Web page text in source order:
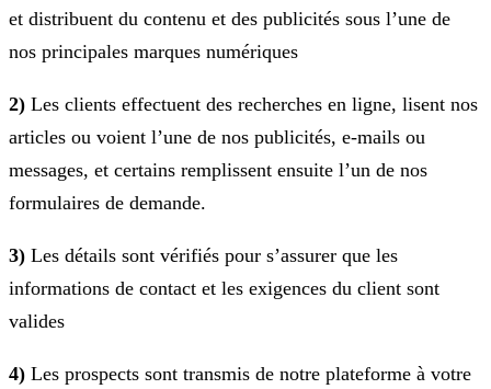
et distribuent du contenu et des publicités sous l’une de
nos principales marques numériques
2) Les clients effectuent des recherches en ligne, lisent nos
articles ou voient l’une de nos publicités, e-mails ou
messages, et certains remplissent ensuite l’un de nos
formulaires de demande.
3) Les détails sont vérifiés pour s’assurer que les
informations de contact et les exigences du client sont
valides
4) Les prospects sont transmis de notre plateforme à votre